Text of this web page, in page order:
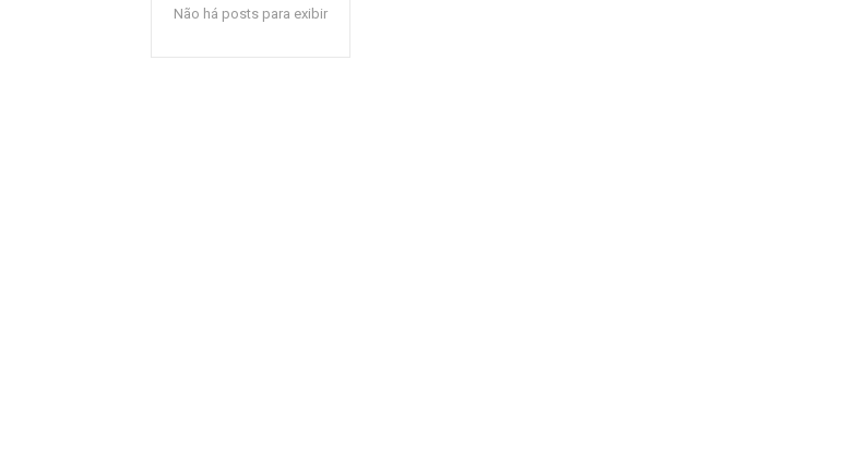
Não há posts para exibir